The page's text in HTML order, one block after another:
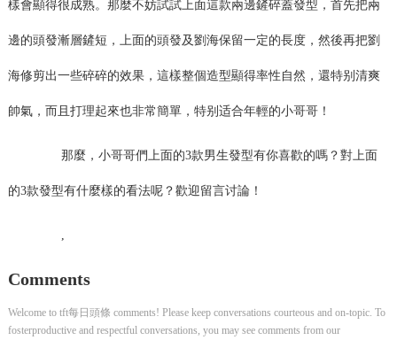
樣會顯得很成熟。那麼不妨試試上面這款兩邊鏟碎蓋發型，首先把兩
邊的頭發漸層鏟短，上面的頭發及劉海保留一定的長度，然後再把劉
海修剪出一些碎碎的效果，這樣整個造型顯得率性自然，還特别清爽
帥氣，而且打理起來也非常簡單，特别适合年輕的小哥哥！
那麼，小哥哥們上面的3款男生發型有你喜歡的嗎？對上面
的3款發型有什麼樣的看法呢？歡迎留言讨論！
,
Comments
Welcome to tft每日頭條 comments! Please keep conversations courteous and on-topic. To
fosterproductive and respectful conversations, you may see comments from our